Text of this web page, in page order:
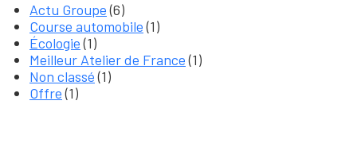
Actu Groupe(6)
Course automobile(1)
Écologie(1)
Meilleur Atelier de France(1)
Non classé(1)
Offre(1)